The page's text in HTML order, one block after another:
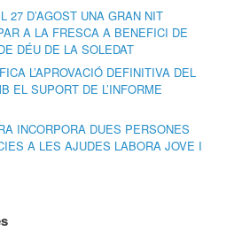
27 D’AGOST UNA GRAN NIT
A LA FRESCA A BENEFICI DE
DÉU DE LA SOLEDAT
L’APROVACIÓ DEFINITIVA DEL
EL SUPORT DE L’INFORME
INCORPORA DUES PERSONES
A LES AJUDES LABORA JOVE I